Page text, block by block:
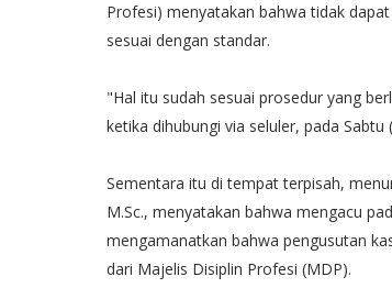
Profesi) menyatakan bahwa tidak
sesuai dengan standar.
"Hal itu sudah sesuai prosedur yang
ketika dihubungi via seluler, pada Sabtu
Sementara itu di tempat terpisah,
M.Sc., menyatakan bahwa mengacu
mengamanatkan bahwa pengusutan
dari Majelis Disiplin Profesi (MDP).